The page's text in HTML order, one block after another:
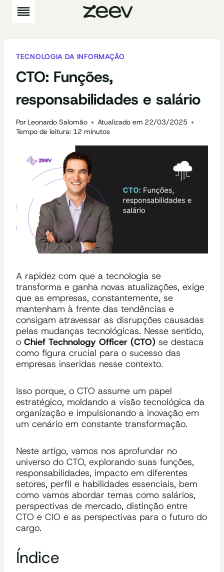
Pular
para
TECNOLOGIA DA INFORMAÇÃO
CTO: Funções,
responsabilidades e salário
Por Leonardo Salomão Atualizado em 22/03/2025
Tempo de leitura: 12 minutos
A rapidez com que a tecnologia se
transforma e ganha novas atualizações, exige
que as empresas, constantemente, se
mantenham à frente das tendências e
consigam atravessar as disrupções causadas
pelas mudanças tecnológicas. Nesse sentido,
o Chief Technology Officer (CTO) se destaca
como figura crucial para o sucesso das
empresas inseridas nesse contexto.
Isso porque, o CTO assume um papel
estratégico, moldando a visão tecnológica da
organização e impulsionando a inovação em
um cenário em constante transformação.
Neste artigo, vamos nos aprofundar no
universo do CTO, explorando suas funções,
responsabilidades, impacto em diferentes
setores, perfil e habilidades essenciais, bem
como vamos abordar temas como salários,
perspectivas de mercado, distinção entre
CTO e CIO e as perspectivas para o futuro do
cargo.
Índice